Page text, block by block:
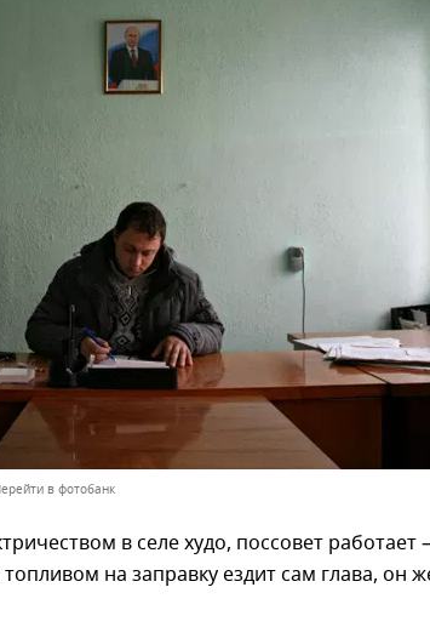
в фотобанк
в селе худо, поссовет работает
на заправку ездит сам глава, он